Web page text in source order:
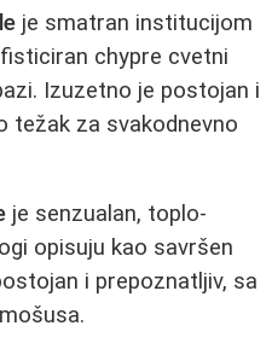
je smatran institucijom
chypre cvetni
Izuzetno je postojan i
težak za svakodnevno
je senzualan, toplo-
opisuju kao savršen
i prepoznatljiv, sa